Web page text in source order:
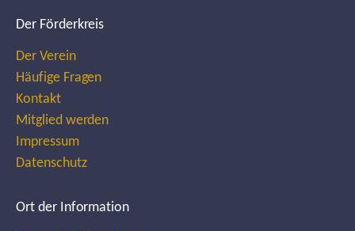
Der Förderkreis
Der Verein
Häufige Fragen
Kontakt
Mitglied werden
Impressum
Datenschutz
Ort der Information